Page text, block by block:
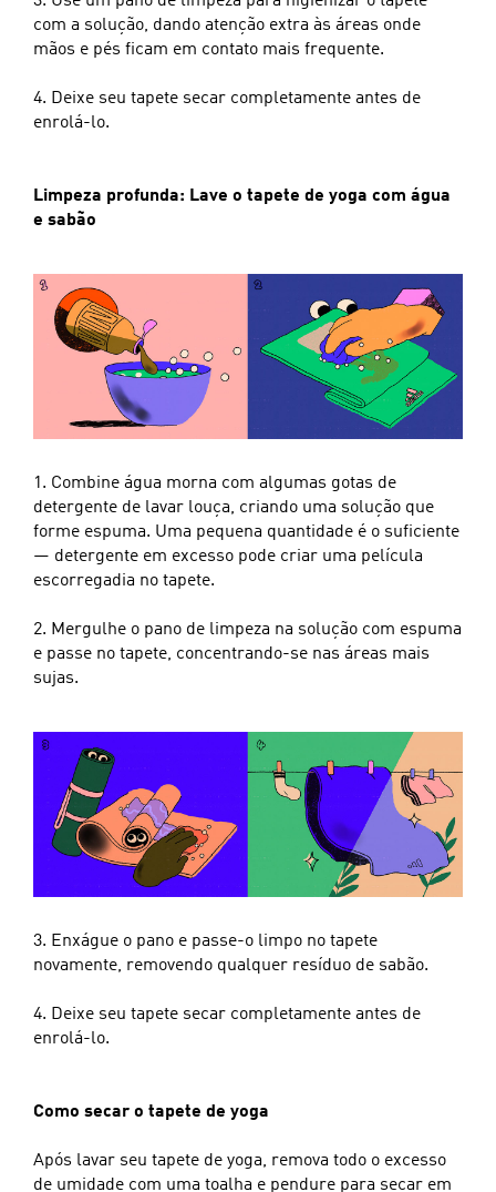
com a solução, dando atenção extra às áreas onde
mãos e pés ficam em contato mais frequente.
4. Deixe seu tapete secar completamente antes de
enrolá-lo.
Limpeza profunda: Lave o tapete de yoga com água
e sabão
1. Combine água morna com algumas gotas de
detergente de lavar louça, criando uma solução que
forme espuma. Uma pequena quantidade é o suficiente
— detergente em excesso pode criar uma película
escorregadia no tapete.
2. Mergulhe o pano de limpeza na solução com espuma
e passe no tapete, concentrando-se nas áreas mais
sujas.
3. Enxágue o pano e passe-o limpo no tapete
novamente, removendo qualquer resíduo de sabão.
4. Deixe seu tapete secar completamente antes de
enrolá-lo.
Como secar o tapete de yoga
Após lavar seu tapete de yoga, remova todo o excesso
de umidade com uma toalha e pendure para secar em